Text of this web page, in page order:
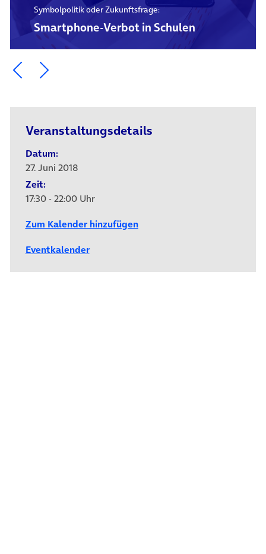
Symbolpolitik oder Zukunftsfrage:
Smartphone-Verbot in Schulen
Ein Element zurück blättern
Ein Element weiter blättern
Veranstaltungsdetails
Datum:
27. Juni 2018
Zeit:
17:30 - 22:00 Uhr
Zum Kalender hinzufügen
Eventkalender